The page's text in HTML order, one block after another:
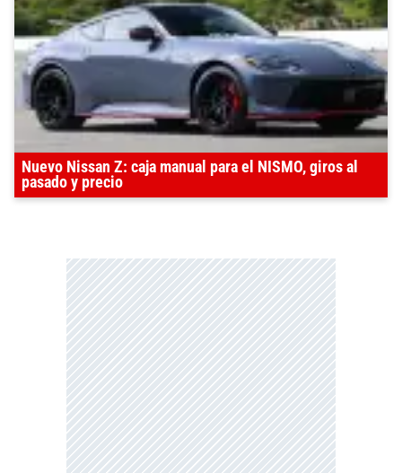
Nuevo Nissan Z: caja manual para el NISMO, giros al
pasado y precio